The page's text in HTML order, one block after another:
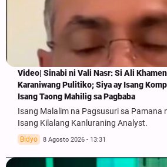
Video| Sinabi ni Vali Nasr: Si Ali
Karaniwang Pulitiko; Siya ay Isang
Isang Taong Mahilig sa Pagbaba
Isang Malalim na Pagsusuri sa Pamana
Isang Kilalang Kanluraning Analyst.
Bidyo 8 Agosto 2026 - 13:31